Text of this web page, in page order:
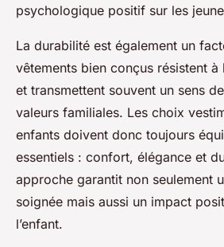
psychologique positif sur les
La durabilité est également un
vêtements bien conçus résistent à
et transmettent souvent un sens
valeurs familiales. Les choix
enfants doivent donc toujours
essentiels : confort, élégance et
approche garantit non seulement
soignée mais aussi un impact
l’enfant.